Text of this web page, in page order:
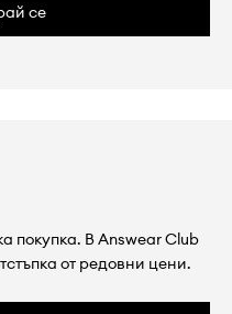
се
покупка. В Answear Club
от редовни цени.